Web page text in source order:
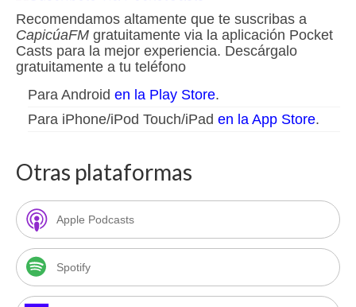
Recomendamos altamente que te suscribas a
CapicúaFM gratuitamente via la aplicación Pocket
Casts para la mejor experiencia. Descárgalo
gratuitamente a tu teléfono
Para Android en la Play Store.
Para iPhone/iPod Touch/iPad en la App Store.
Otras plataformas
Apple Podcasts
Spotify